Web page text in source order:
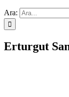
Ara:
Erturgut